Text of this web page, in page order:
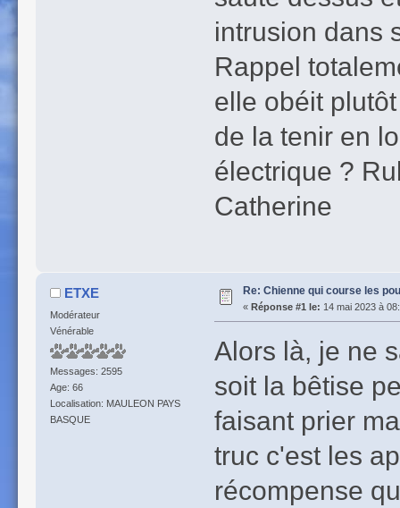
intrusion dans
Rappel
elle obéit
de la tenir en
électrique ?
Catherine
ETXE
Modérateur
Vénérable
Messages: 2595
Age: 66
Localisation: MAULEON PAYS
BASQUE
Re: Chienne qui course les
« Réponse #1 le: 14 mai 2023 à
Alors là, je ne
soit la bêtise
faisant prier
truc c'est les
récompense